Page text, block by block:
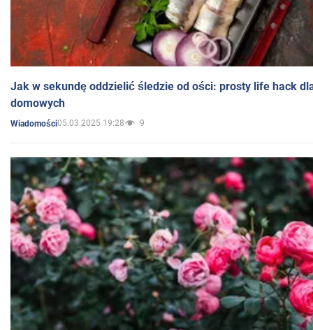
Jak w sekundę oddzielić śledzie od ości: prosty life hack
domowych
Wiadomości05.03.2025 19:28 9